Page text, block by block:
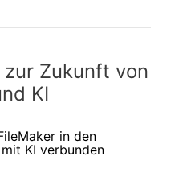
Zukunft von
KI
in den
KI verbunden